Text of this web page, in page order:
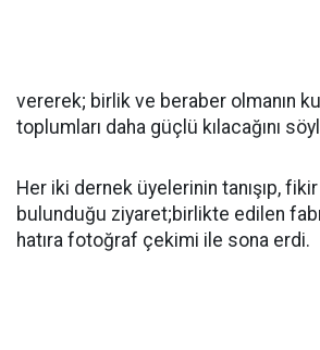
vererek; birlik ve beraber olmanın
toplumları daha güçlü kılacağını
Her iki dernek üyelerinin tanışıp,
bulunduğu ziyaret;birlikte edilen
hatıra fotoğraf çekimi ile sona erdi.